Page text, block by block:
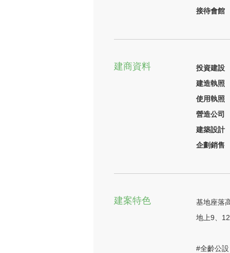
接待會館
建商資料
投資建設
建造執照
使用執照
營造公司
建築設計
企劃銷售
建案特色
基地座落
地上9、
#全齡公